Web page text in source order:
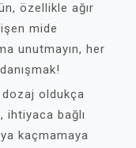
özellikle ağır
mide
unutmayın, her
dozaj oldukça
ihtiyaca bağlı
kaçmamaya